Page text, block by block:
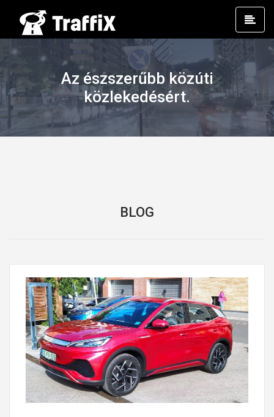
Az észszerűbb közúti
közlekedésért.
BLOG